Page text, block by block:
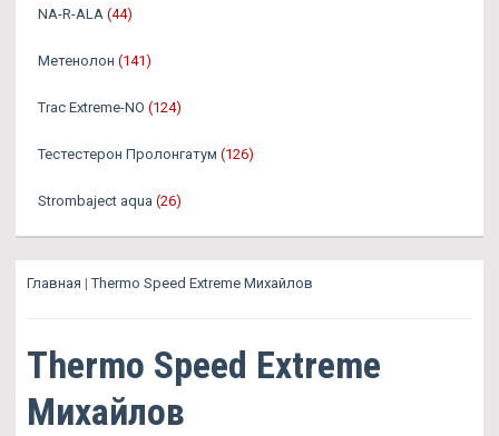
NA-R-ALA (44)
Метенолон (141)
Trac Extreme-NO (124)
Тестестерон Пролонгатум (126)
Strombaject aqua (26)
Главная |Thermo Speed Extreme Михайлов
Thermo Speed Extreme
Михайлов